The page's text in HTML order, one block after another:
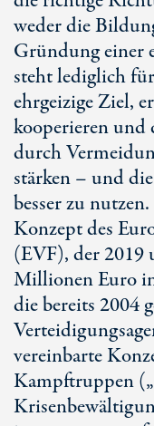
weder die
Gründung einer
steht lediglich
ehrgeizige Ziel,
kooperieren und
durch
stärken – und
besser zu
Konzept des
(EVF), der 2019
Millionen Euro
die bereits 2004
vereinbarte
Kampftruppen